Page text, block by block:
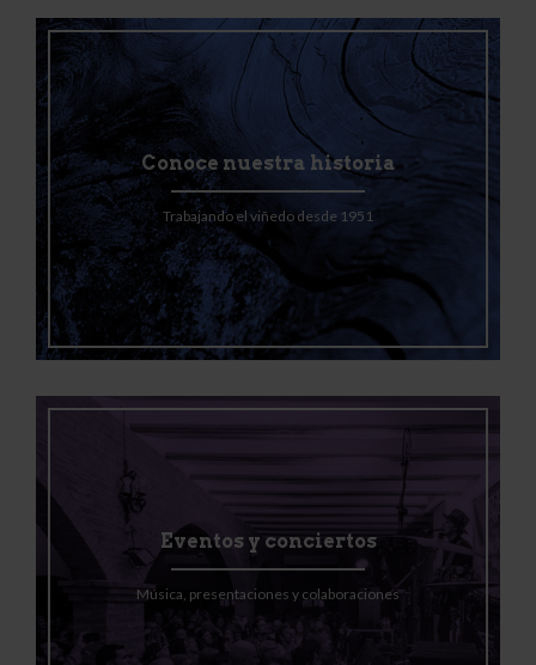
Conoce nuestra historia
Trabajando el viñedo desde 1951
Eventos y conciertos
Música, presentaciones y colaboraciones